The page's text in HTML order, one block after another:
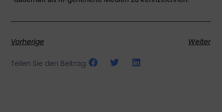
Vorherige Weiter
Teilen Sie den Beitrag: